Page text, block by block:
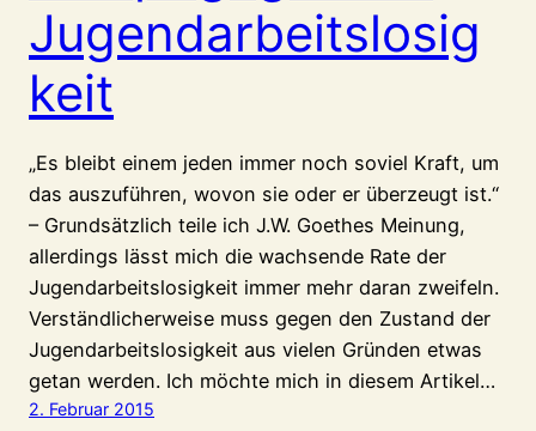
Jugendarbeitslosig
keit
„Es bleibt einem jeden immer noch soviel Kraft, um
das auszuführen, wovon sie oder er überzeugt ist.“
– Grundsätzlich teile ich J.W. Goethes Meinung,
allerdings lässt mich die wachsende Rate der
Jugendarbeitslosigkeit immer mehr daran zweifeln.
Verständlicherweise muss gegen den Zustand der
Jugendarbeitslosigkeit aus vielen Gründen etwas
getan werden. Ich möchte mich in diesem Artikel…
2. Februar 2015